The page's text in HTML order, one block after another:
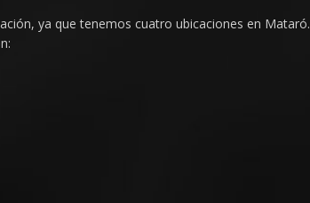
ya que tenemos cuatro ubicaciones en Mataró.